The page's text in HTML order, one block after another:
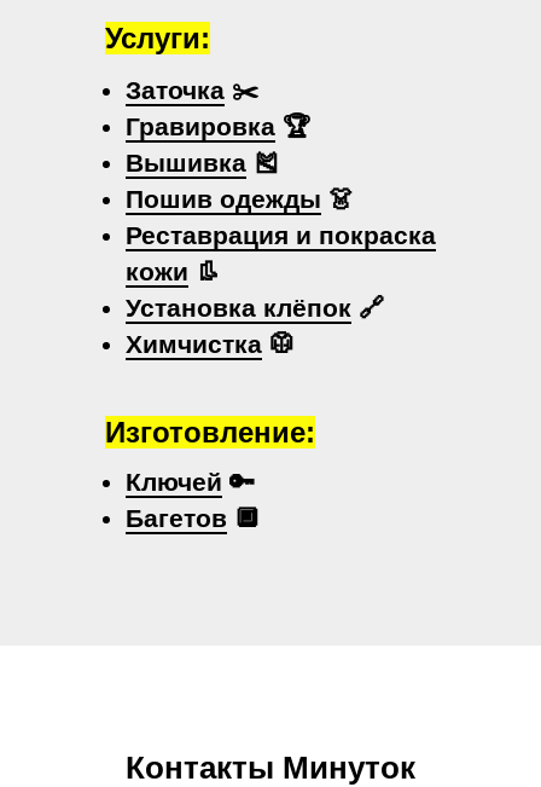
Заточка ✂️
Гравировка 🏆
Вышивка 🎽
Пошив одежды 👗
Реставрация и покраска
кожи 👢
Установка клёпок 🔗
Химчистка 🥼
Ключей 🔑
Багетов 🔲
Услуги:
Изготовление:
Контакты Минуток